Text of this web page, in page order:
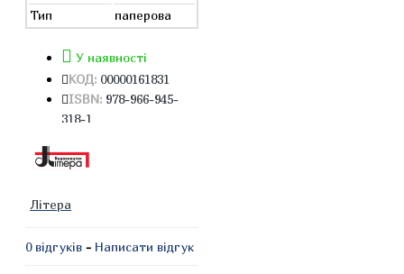
Тип
паперова
У наявності
КОД: 00000161831
ISBN: 978-966-945-
318-1
Літера
0 відгуків - Написати відгук